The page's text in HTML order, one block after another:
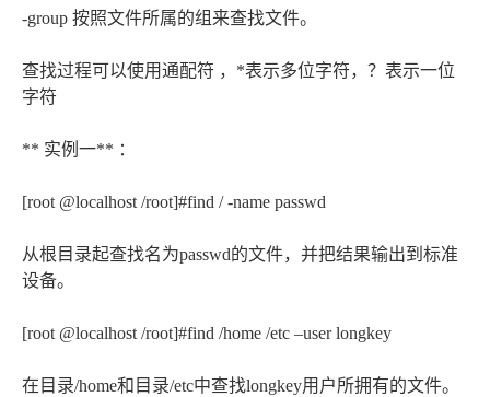
-group 按照文件所属的组来查找文件。
查找过程可以使用通配符 ，*表示多位字符，？表示一位
字符
** 实例一** ：
[root @localhost /root]#find / -name passwd
从根目录起查找名为passwd的文件，并把结果输出到标准
设备。
[root @localhost /root]#find /home /etc –user longkey
在目录/home和目录/etc中查找longkey用户所拥有的文件。